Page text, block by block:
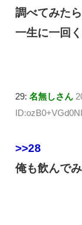
調べてみた
一生に一回
29: 名無しさん
>>28
俺も飲んで